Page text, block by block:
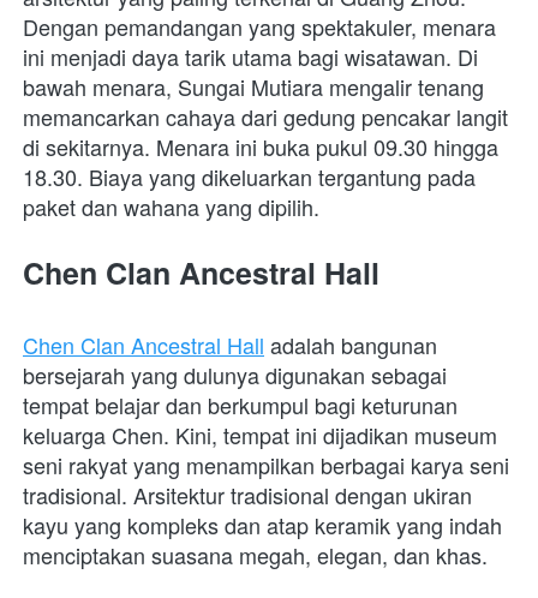
Dengan pemandangan yang spektakuler, menara
ini menjadi daya tarik utama bagi wisatawan. Di
bawah menara, Sungai Mutiara mengalir tenang
memancarkan cahaya dari gedung pencakar langit
di sekitarnya. Menara ini buka pukul 09.30 hingga
18.30. Biaya yang dikeluarkan tergantung pada
paket dan wahana yang dipilih.
Chen Clan Ancestral Hall
Chen Clan Ancestral Hall adalah bangunan
bersejarah yang dulunya digunakan sebagai
tempat belajar dan berkumpul bagi keturunan
keluarga Chen. Kini, tempat ini dijadikan museum
seni rakyat yang menampilkan berbagai karya seni
tradisional. Arsitektur tradisional dengan ukiran
kayu yang kompleks dan atap keramik yang indah
menciptakan suasana megah, elegan, dan khas.